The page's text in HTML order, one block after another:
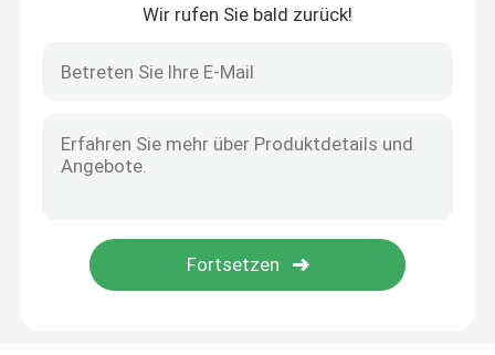
Hintergrundbeleuchtung
Skyworth TV Hintergrundbeleuchtung
Wir rufen Sie bald zurück!